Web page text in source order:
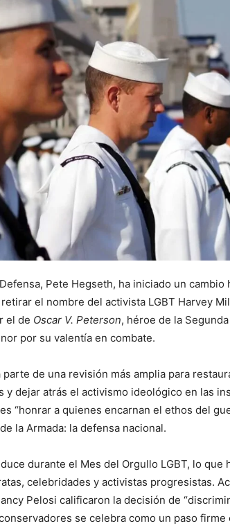
Pete Hegseth, ha iniciado un cambio
el nombre del activista LGBT Harvey
el de Oscar V. Peterson, héroe de la
por su valentía en combate.
parte de una revisión más amplia para
y dejar atrás el activismo ideológico en las
“honrar a quienes encarnan el ethos del
la Armada: la defensa nacional.
durante el Mes del Orgullo LGBT, lo que
celebridades y activistas progresistas.
Pelosi calificaron la decisión de
se celebra como un paso